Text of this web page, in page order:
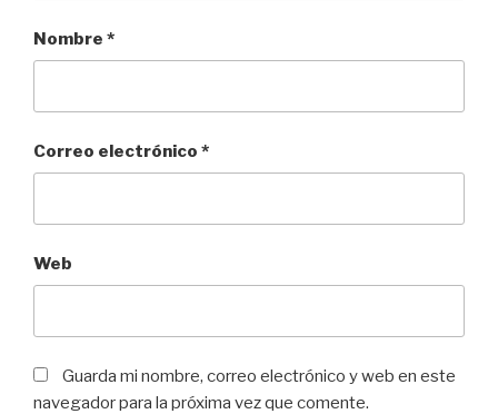
Nombre *
Correo electrónico *
Web
Guarda mi nombre, correo electrónico y web en este
navegador para la próxima vez que comente.